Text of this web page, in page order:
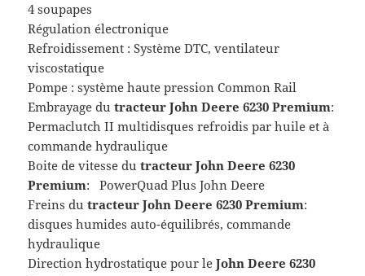
4 soupapes
Régulation électronique
Refroidissement : Système DTC, ventilateur
viscostatique
Pompe : système haute pression Common Rail
Embrayage du tracteur John Deere 6230 Premium:
Permaclutch II multidisques refroidis par huile et à
commande hydraulique
Boite de vitesse dutracteur John Deere 6230
Premium: PowerQuad Plus John Deere
Freins dutracteur John Deere 6230 Premium:
disques humides auto-équilibrés, commande
hydraulique
Direction hydrostatique pour leJohn Deere 6230